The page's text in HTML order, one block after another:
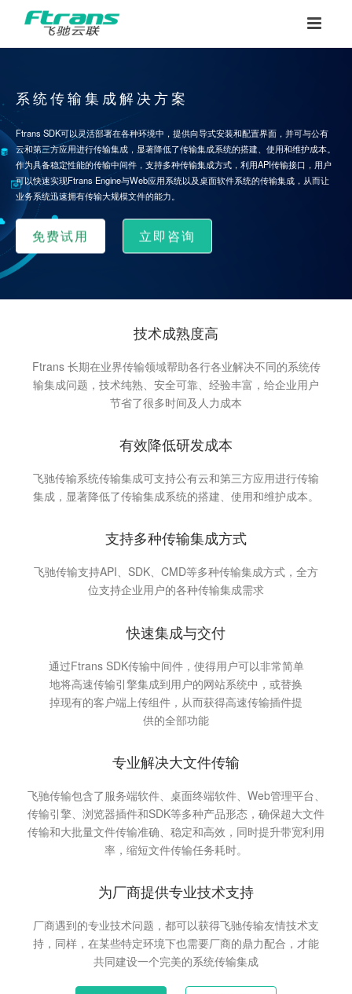
系统传输集成解决方案
Ftrans SDK可以灵活部署在各种环境中，提供向导式安装和配置界面，并可与公有
云和第三方应用进行传输集成，显著降低了传输集成系统的搭建、使用和维护成本。
作为具备稳定性能的传输中间件，支持多种传输集成方式，利用API传输接口，用户
可以快速实现Ftrans Engine与Web应用系统以及桌面软件系统的传输集成，从而让
业务系统迅速拥有传输大规模文件的能力。
免费试用 立即咨询
技术成熟度高
Ftrans 长期在业界传输领域帮助各行各业解决不同的系统传
输集成问题，技术纯熟、安全可靠、经验丰富，给企业用户
节省了很多时间及人力成本
有效降低研发成本
飞驰传输系统传输集成可支持公有云和第三方应用进行传输
集成，显著降低了传输集成系统的搭建、使用和维护成本。
支持多种传输集成方式
飞驰传输支持API、SDK、CMD等多种传输集成方式，全方
位支持企业用户的各种传输集成需求
快速集成与交付
通过Ftrans SDK传输中间件，使得用户可以非常简单
地将高速传输引擎集成到用户的网站系统中，或替换
掉现有的客户端上传组件，从而获得高速传输插件提
供的全部功能
专业解决大文件传输
飞驰传输包含了服务端软件、桌面终端软件、 Web管理平台、
传输引擎、 浏览器插件和SDK等多种产品形态，确保超大文件
传输和大批量文件传输准确、稳定和高效，同时提升带宽利用
率，缩短文件传输任务耗时。
为厂商提供专业技术支持
厂商遇到的专业技术问题，都可以获得飞驰传输友情技术支
持，同样，在某些特定环境下也需要厂商的鼎力配合，才能
共同建设一个完美的系统传输集成